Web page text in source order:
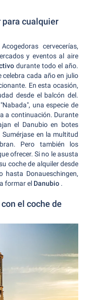
para cualquier
cervecerías,
y eventos al aire
durante todo el año.
celebra cada año en julio
En esta ocasión,
desde el balcón del.
una especie de
a continuación. Durante
el Danubio en botes
en la multitud
Pero también los
ofrecer. Si no le asusta
coche de alquiler desde
hasta Donaueschingen,
formar el Danubio .
el coche de